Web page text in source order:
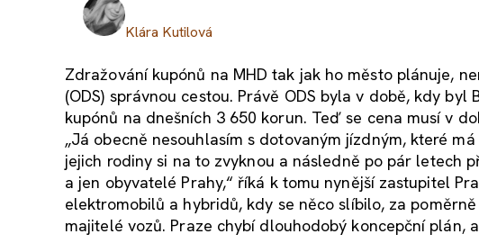
Klára Kutilová
Zdražování kupónů na MHD tak jak ho město plánuje,
(ODS) správnou cestou. Právě ODS byla v době, kdy
kupónů na dnešních 3 650 korun. Teď se cena musí v
„Já obecně nesouhlasím s dotovaným jízdným, které
jejich rodiny si na to zvyknou a následně po pár letech
a jen obyvatelé Prahy,“ říká k tomu nynější zastupitel
elektromobilů a hybridů, kdy se něco slíbilo, za
majitelé vozů. Praze chybí dlouhodobý koncepční plán,